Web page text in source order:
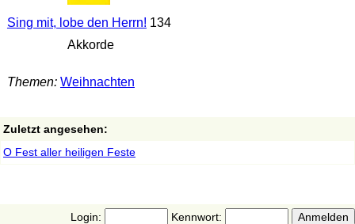
Sing mit, lobe den Herrn! 134
Akkorde
Themen: Weihnachten
Zuletzt angesehen:
O Fest aller heiligen Feste
Login:
Kennwort: